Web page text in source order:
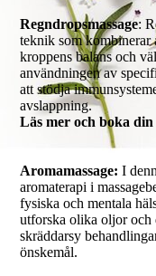
Regndropsmassage:
teknik som kombinerar
kroppens balans och
användningen av
att stödja
avslappning.
Läs mer och boka
Aromamassage: I
aromaterapi i
fysiska och mentala
utforska olika oljor och
skräddarsy
önskemål.